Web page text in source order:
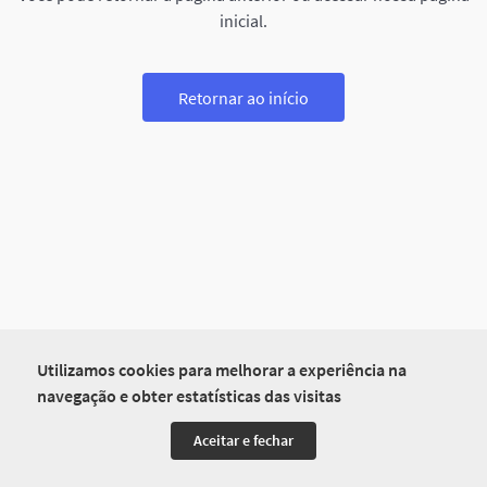
Utilizamos cookies para melhorar a experiência na
navegação e obter estatísticas das visitas
Aceitar e fechar
inicial.
Retornar ao início